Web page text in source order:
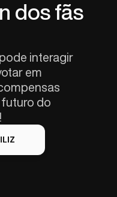
dos fãs
interagir
em
futuro do